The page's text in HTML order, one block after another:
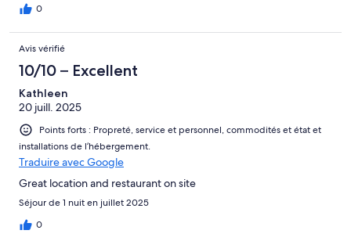
0
Avis vérifié
10/10 – Excellent
Kathleen
20 juill. 2025
Points forts : Propreté, service et personnel, commodités et état et
installations de l’hébergement.
Traduire avec Google
Great location and restaurant on site
Séjour de 1 nuit en juillet 2025
0